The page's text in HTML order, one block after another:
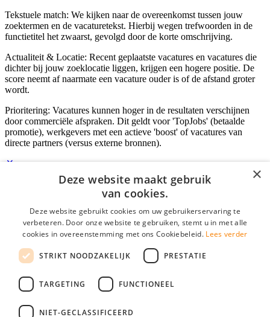
Tekstuele match: We kijken naar de overeenkomst tussen jouw
zoektermen en de vacaturetekst. Hierbij wegen trefwoorden in de
functietitel het zwaarst, gevolgd door de korte omschrijving.
Actualiteit & Locatie: Recent geplaatste vacatures en vacatures die
dichter bij jouw zoeklocatie liggen, krijgen een hogere positie. De
score neemt af naarmate een vacature ouder is of de afstand groter
wordt.
Prioritering: Vacatures kunnen hoger in de resultaten verschijnen
door commerciële afspraken. Dit geldt voor 'TopJobs' (betaalde
promotie), werkgevers met een actieve 'boost' of vacatures van
directe partners (versus externe bronnen).
Inloggen als bedrijf
E-mail*
Wachtwoord
login gegevens onthouden
login
Bedrijf aanmelden
×
Deze website maakt gebruik
van cookies.
Deze website gebruikt cookies om uw gebruikerservaring te
verbeteren. Door onze website te gebruiken, stemt u in met alle
cookies in overeenstemming met ons Cookiebeleid. Lees verder
STRIKT NOODZAKELIJK PRESTATIE
TARGETING FUNCTIONEEL
NIET-GECLASSIFICEERD